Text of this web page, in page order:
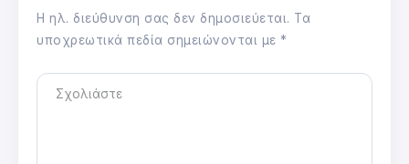
Η ηλ. διεύθυνση σας δεν δημοσιεύεται. Τα
υποχρεωτικά πεδία σημειώνονται με *